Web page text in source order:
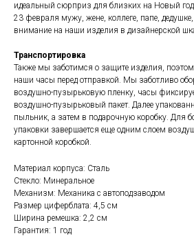
идеальный сюрприз для близких на Новый
23 февраля мужу, жене, коллеге, папе, дедушке,
внимание на наши изделия в дизайнерской
Транспортировка
Также мы заботимся о защите изделия,
наши часы перед отправкой. Мы заботливо
воздушно-пузырьковую пленку, часы
воздушно-пузырьковый пакет. Далее
пыльник, а затем в подарочную коробку. Для
упаковки завершается еще одним слоем
картонной коробкой.
Материал корпуса: Сталь
Стекло: Минеральное
Механизм: Механика с автоподзаводом
Размер циферблата: 4,5 см
Ширина ремешка: 2,2 см
Гарантия: 1 год